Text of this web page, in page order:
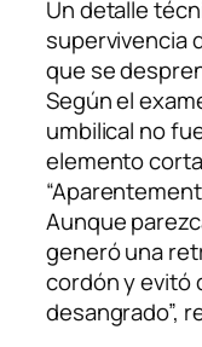
Un detalle
supervivencia
que se
Según el
umbilical no
elemento
Aunque
generó una
cordón y evitó
desangrado”,